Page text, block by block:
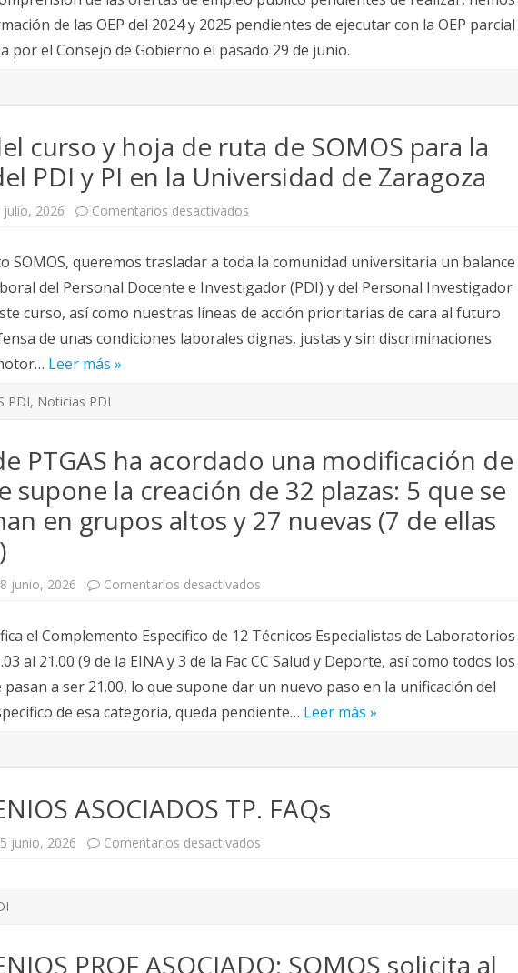
MUJERES DE LA INTERSINDICAL
CALENDARIO
AFILIACIÓN
Unizar
2024+2025+2026
de las OEP del 2024 y 2025 pendientes de ejecutar con la OEP parcial
por el Consejo de Gobierno el pasado 29 de junio.
curso y hoja de ruta de SOMOS para la
PDI y PI en la Universidad de Zaragoza
julio, 2026 Comentarios desactivados
y
hoja
de
ruta
de
SOMOS
para
la
de
SOMOS, queremos trasladar a toda la comunidad universitaria un balance
del Personal Docente e Investigador (PDI) y del Personal Investigador
curso, así como nuestras líneas de acción prioritarias de cara al futuro
de unas condiciones laborales dignas, justas y sin discriminaciones
Leer más »
PDI, Noticias PDI
PTGAS ha acordado una modificación de
supone la creación de 32 plazas: 5 que se
en grupos altos y 27 nuevas (7 de ellas
junio, 2026 Comentarios desactivados
PTGAS
ha
acordado
una
modificación
de
la
RPT
32
plazas:
de
el Complemento Específico de 12 Técnicos Especialistas de Laboratorios
al 21.00 (9 de la EINA y 3 de la Fac CC Salud y Deporte, así como todos los
pasan a ser 21.00, lo que supone dar un nuevo paso en la unificación del
de esa categoría, queda pendiente… Leer más »
ASOCIADOS TP. FAQs
junio, 2026 Comentarios desactivados
PROF ASOCIADO: SOMOS solicita al